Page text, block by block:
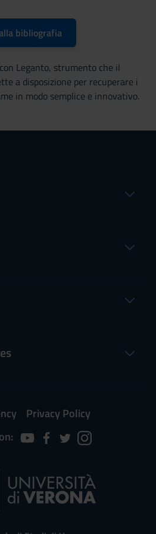
bibliografia
Leganto, strumento che il
a disposizione per recuperare i
in modo semplice e innovativo.
Privacy Policy